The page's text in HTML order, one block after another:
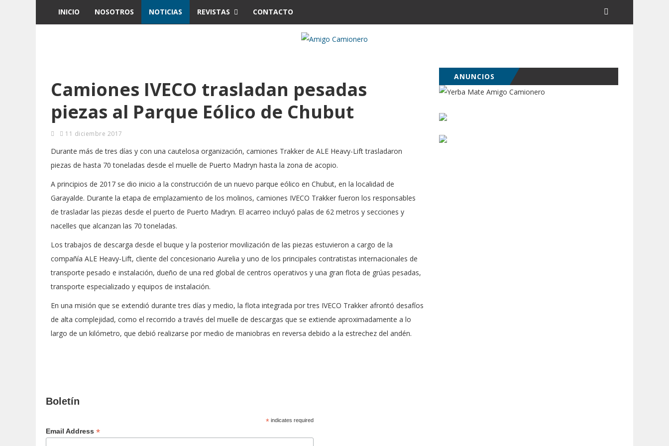
INICIO NOSOTROS NOTICIAS REVISTAS CONTACTO
Camiones IVECO trasladan pesadas
piezas al Parque Eólico de Chubut
11 diciembre 2017
Durante más de tres días y con una cautelosa organización, camiones Trakker de ALE Heavy-Lift trasladaron
piezas de hasta 70 toneladas desde el muelle de Puerto Madryn hasta la zona de acopio.
A principios de 2017 se dio inicio a la construcción de un nuevo parque eólico en Chubut, en la localidad de
Garayalde. Durante la etapa de emplazamiento de los molinos, camiones IVECO Trakker fueron los responsables
de trasladar las piezas desde el puerto de Puerto Madryn. El acarreo incluyó palas de 62 metros y secciones y
nacelles que alcanzan las 70 toneladas.
Los trabajos de descarga desde el buque y la posterior movilización de las piezas estuvieron a cargo de la
compañía ALE Heavy-Lift, cliente del concesionario Aurelia y uno de los principales contratistas internacionales de
transporte pesado e instalación, dueño de una red global de centros operativos y una gran flota de grúas pesadas,
transporte especializado y equipos de instalación.
En una misión que se extendió durante tres días y medio, la flota integrada por tres IVECO Trakker afrontó desafíos
de alta complejidad, como el recorrido a través del muelle de descargas que se extiende aproximadamente a lo
largo de un kilómetro, que debió realizarse por medio de maniobras en reversa debido a la estrechez del andén.
ANUNCIOS
Boletín
*indicates required
Email Address *